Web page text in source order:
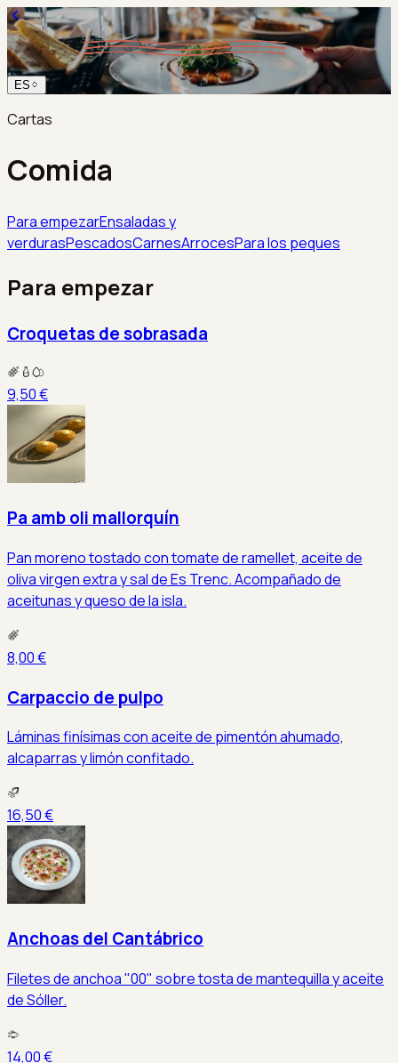
ES
Cartas
Comida
Para empezarEnsaladas y
verdurasPescadosCarnesArrocesPara los peques
Para empezar
Croquetas de sobrasada
9,50 €
Pa amb oli mallorquín
Pan moreno tostado con tomate de ramellet, aceite de
oliva virgen extra y sal de Es Trenc. Acompañado de
aceitunas y queso de la isla.
8,00 €
Carpaccio de pulpo
Láminas finísimas con aceite de pimentón ahumado,
alcaparras y limón confitado.
16,50 €
Anchoas del Cantábrico
Filetes de anchoa "00" sobre tosta de mantequilla y aceite
de Sóller.
14,00 €